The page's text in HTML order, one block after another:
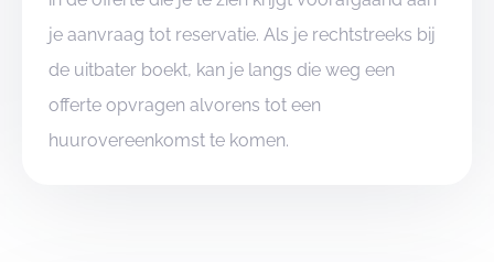
je aanvraag tot reservatie. Als je rechtstreeks bij
de uitbater boekt, kan je langs die weg een
offerte opvragen alvorens tot een
huurovereenkomst te komen.